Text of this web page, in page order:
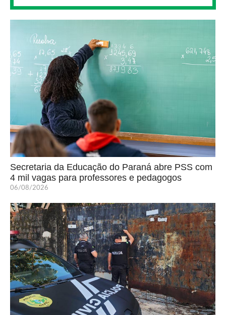
Secretaria da Educação do Paraná abre PSS com
4 mil vagas para professores e pedagogos
06/08/2026